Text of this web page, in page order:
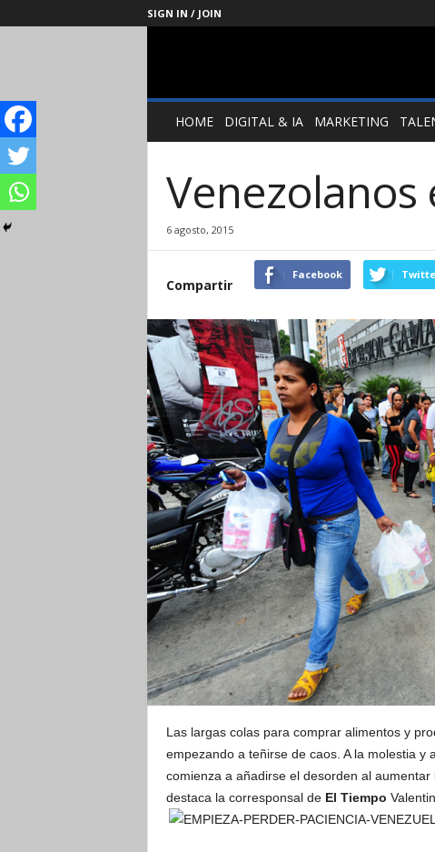
SIGN IN / JOIN
Management
SocietyHOME DIGITAL & IA MARKETING
6 agosto, 2015
Compartir
Facebook
Las largas colas para comprar alimentos y
empezando a teñirse de caos. A la molestia
comienza a añadirse el desorden al
destaca la corresponsal deEl Tiempo